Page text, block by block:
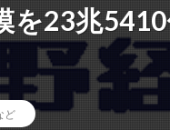
を23兆
ど